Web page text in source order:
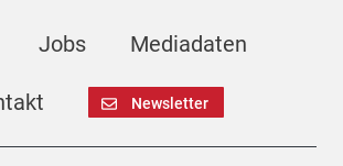
Jobs Mediadaten
Newsletter